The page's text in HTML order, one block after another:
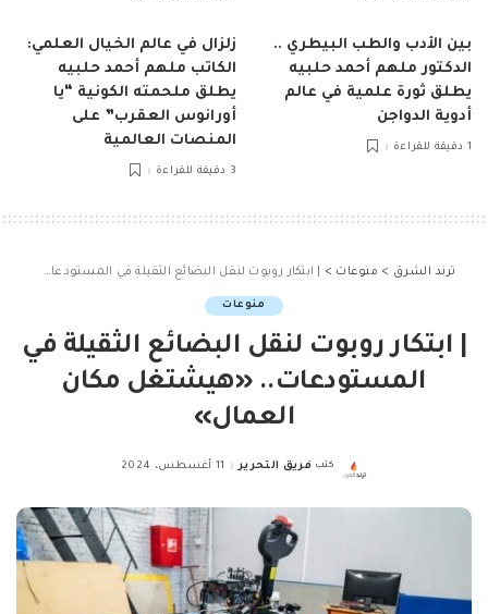
بين الأدب والطب البيطري ..
الدكتور ملهم أحمد حلبيه
يطلق ثورة علمية في عالم
أدوية الدواجن
1 دقيقة للقراءة
زلزال في عالم الخيال العلمي:
الكاتب ملهم أحمد حلبيه
يطلق ملحمته الكونية “يا
أورانوس العقرب” على
المنصات العالمية
3 دقيقة للقراءة
ترند الشرق > منوعات > | ابتكار روبوت لنقل البضائع الثقيلة في المستودعات.. «هيشتغل مكان العمال»
منوعات
| ابتكار روبوت لنقل البضائع الثقيلة في
المستودعات.. «هيشتغل مكان
العمال»
Posted
كتب فريق التحرير 11 أغسطس، 2024